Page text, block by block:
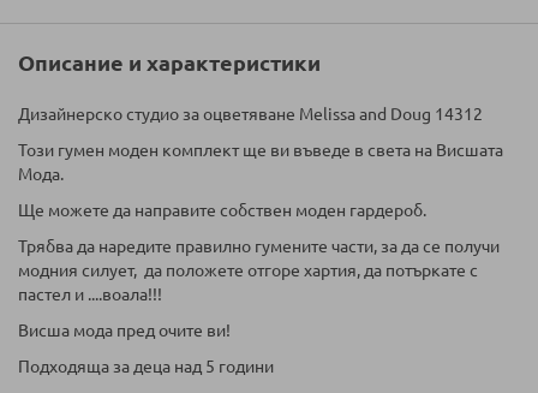
Описание и характеристики
Дизайнерско студио за оцветяване Melissa and Doug 14312
Този гумен моден комплект ще ви въведе в света на Висшата
Мода.
Ще можете да направите собствен моден гардероб.
Трябва да наредите правилно гумените части, за да се получи
модния силует, да положете отгоре хартия, да потъркате с
пастел и ....воала!!!
Висша мода пред очите ви!
Подходяща за деца над 5 години